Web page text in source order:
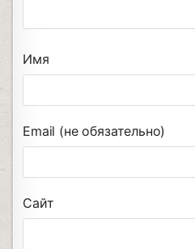
Имя
Email (не обязательно)
Сайт